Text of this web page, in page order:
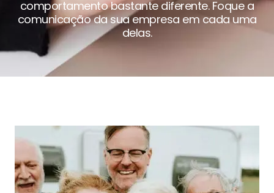
comportamento bastante diferente. Foque a
comunicação da sua empresa em cada uma
delas.